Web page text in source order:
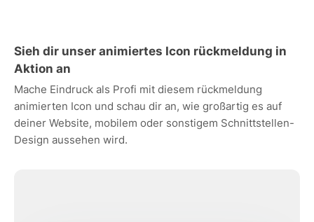
Sieh dir unser animiertes Icon rückmeldung in
Aktion an
Mache Eindruck als Profi mit diesem rückmeldung
animierten Icon und schau dir an, wie großartig es auf
deiner Website, mobilem oder sonstigem Schnittstellen-
Design aussehen wird.